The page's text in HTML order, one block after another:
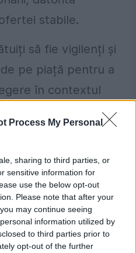
Process My Personal
sharing to third parties, or
sensitive information for
use the below opt-out
Please note that after your
may continue seeing
information utilized by
to third parties prior to
opt-out of the further
stabile.
să fie vigilenți și
pe piață pentru a
în contextul
energie electrică și
datorii la Primărie?
online dacă ai
impozite
români din
despre